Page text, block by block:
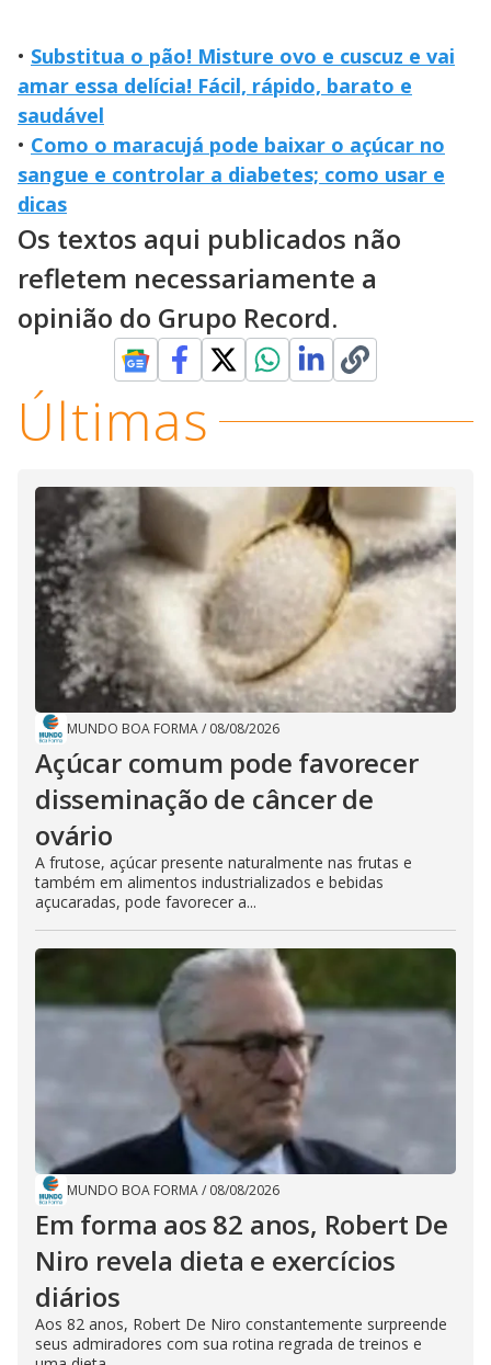
• Substitua o pão! Misture ovo e cuscuz e vai
amar essa delícia! Fácil, rápido, barato e
saudável
• Como o maracujá pode baixar o açúcar no
sangue e controlar a diabetes; como usar e
dicas
Os textos aqui publicados não
refletem necessariamente a
opinião do Grupo Record.
Últimas
MUNDO BOA FORMA/ 08/08/2026
Açúcar comum pode favorecer
disseminação de câncer de
ovário
A frutose, açúcar presente naturalmente nas frutas e
também em alimentos industrializados e bebidas
açucaradas, pode favorecer a...
MUNDO BOA FORMA/ 08/08/2026
Em forma aos 82 anos, Robert De
Niro revela dieta e exercícios
diários
Aos 82 anos, Robert De Niro constantemente surpreende
seus admiradores com sua rotina regrada de treinos e